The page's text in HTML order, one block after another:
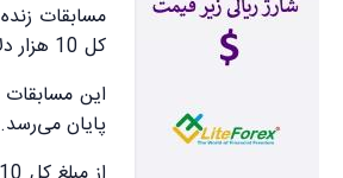
کل 10 هزار دلار، برنده شوید.
پایان می‌رسد.